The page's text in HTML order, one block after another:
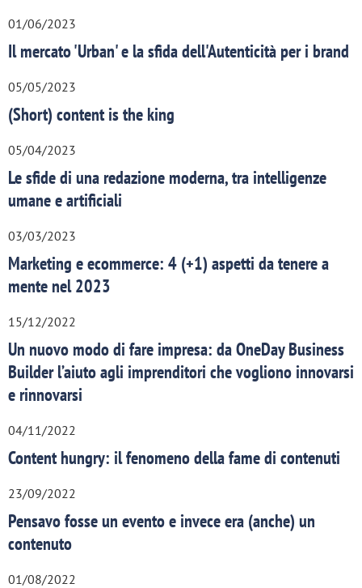
01/06/2023
Il mercato 'Urban' e la sfida dell'Autenticità per i brand
05/05/2023
(Short) content is the king
05/04/2023
Le sfide di una redazione moderna, tra intelligenze
umane e artificiali
03/03/2023
Marketing e ecommerce: 4 (+1) aspetti da tenere a
mente nel 2023
15/12/2022
Un nuovo modo di fare impresa: da OneDay Business
Builder l’aiuto agli imprenditori che vogliono innovarsi
e rinnovarsi
04/11/2022
Content hungry: il fenomeno della fame di contenuti
23/09/2022
Pensavo fosse un evento e invece era (anche) un
contenuto
01/08/2022